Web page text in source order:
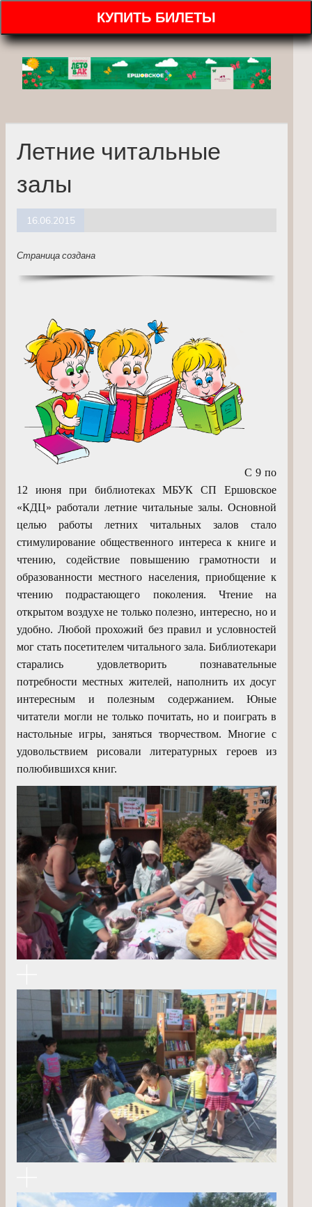
КУПИТЬ БИЛЕТЫ
Летние читальные
залы
16.06.2015
Страница создана
С 9 по
12 июня при библиотеках МБУК СП Ершовское
«КДЦ» работали летние читальные залы.Основной
целью работы летних читальных залов стало
стимулирование общественного интереса к книге и
чтению, содействие повышению грамотности и
образованности местного населения, приобщение к
чтению подрастающего поколения. Чтение на
открытом воздухе не только полезно, интересно, но и
удобно. Любой прохожий без правил и условностей
мог стать посетителем читального зала. Библиотекари
старались удовлетворить познавательные
потребности местных жителей, наполнить их досуг
интересным и полезным содержанием. Юные
читатели могли не только почитать, но и поиграть в
настольные игры, заняться творчеством. Многие с
удовольствием рисовали литературных героев из
полюбившихся книг.